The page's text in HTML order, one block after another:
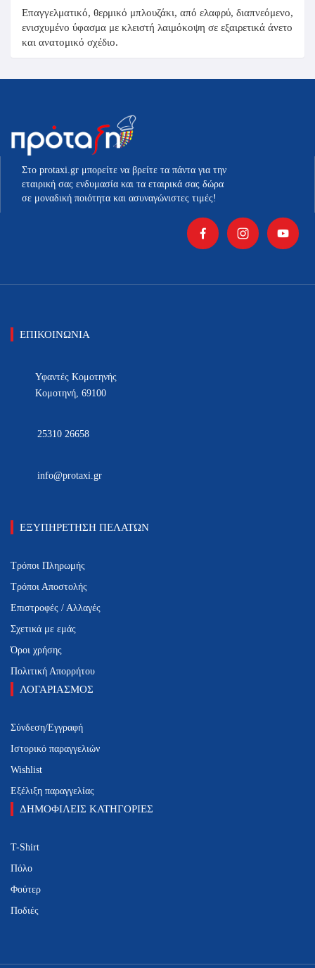
Επαγγελματικό, θερμικό μπλουζάκι, από ελαφρύ, διαπνεόμενο,
ενισχυμένο ύφασμα με κλειστή λαιμόκοψη σε εξαιρετικά άνετο
και ανατομικό σχέδιο.
Στο protaxi.gr μπορείτε να βρείτε τα πάντα για την
εταιρική σας ενδυμασία και τα εταιρικά σας δώρα
σε μοναδική ποιότητα και ασυναγώνιστες τιμές!
ΕΠΙΚΟΙΝΩΝΙΑ
Υφαντές Κομοτηνής
Κομοτηνή, 69100
25310 26658
info@protaxi.gr
ΕΞΥΠΗΡΕΤΗΣΗ ΠΕΛΑΤΩΝ
Τρόποι Πληρωμής
Τρόποι Αποστολής
Επιστροφές / Αλλαγές
Σχετικά με εμάς
Όροι χρήσης
Πολιτική Απορρήτου
ΛΟΓΑΡΙΑΣΜΟΣ
Σύνδεση/Εγγραφή
Ιστορικό παραγγελιών
Wishlist
Εξέλιξη παραγγελίας
ΔΗΜΟΦΙΛΕΙΣ ΚΑΤΗΓΟΡΙΕΣ
T-Shirt
Πόλο
Φούτερ
Ποδιές